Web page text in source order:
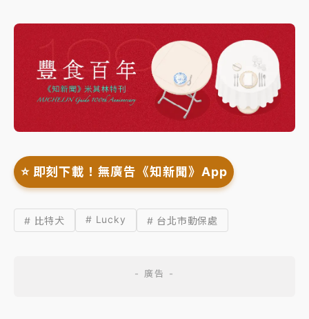
⭐️ 即刻下載！無廣告《知新聞》App
# 比特犬 # Lucky # 台北市動保處